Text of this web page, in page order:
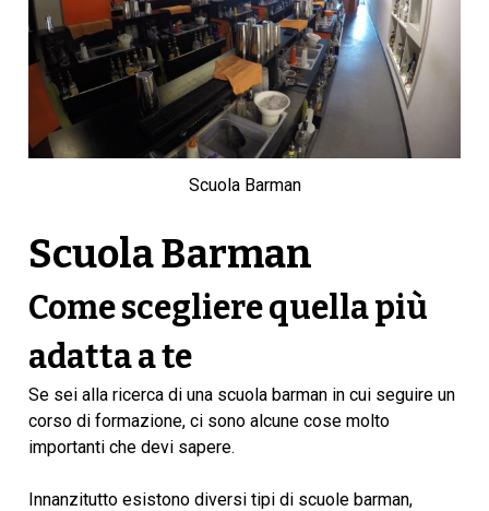
Scuola Barman
Scuola Barman
Come scegliere quella più
adatta a te
Se sei alla ricerca di una scuola barman in cui seguire un
corso di formazione, ci sono alcune cose molto
importanti che devi sapere.
Innanzitutto esistono diversi tipi di scuole barman,